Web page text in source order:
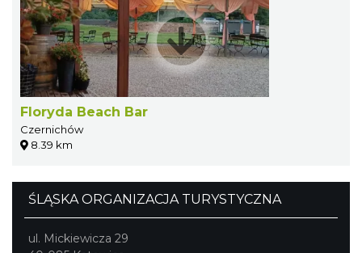
Floryda Beach Bar
Czernichów
8.39 km
ŚLĄSKA ORGANIZACJA TURYSTYCZNA
ul. Mickiewicza 29